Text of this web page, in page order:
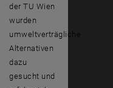
der TU Wien
wurden
umweltverträgliche
Alternativen
dazu
gesucht und